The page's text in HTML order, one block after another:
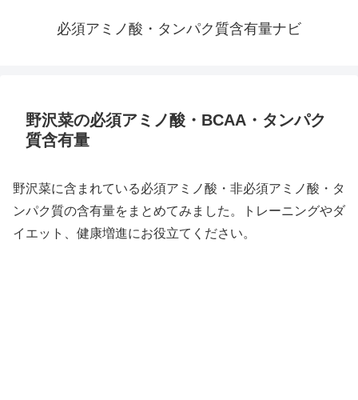
必須アミノ酸・タンパク質含有量ナビ
野沢菜の必須アミノ酸・BCAA・タンパク
質含有量
野沢菜に含まれている必須アミノ酸・非必須アミノ酸・タ
ンパク質の含有量をまとめてみました。トレーニングやダ
イエット、健康増進にお役立てください。